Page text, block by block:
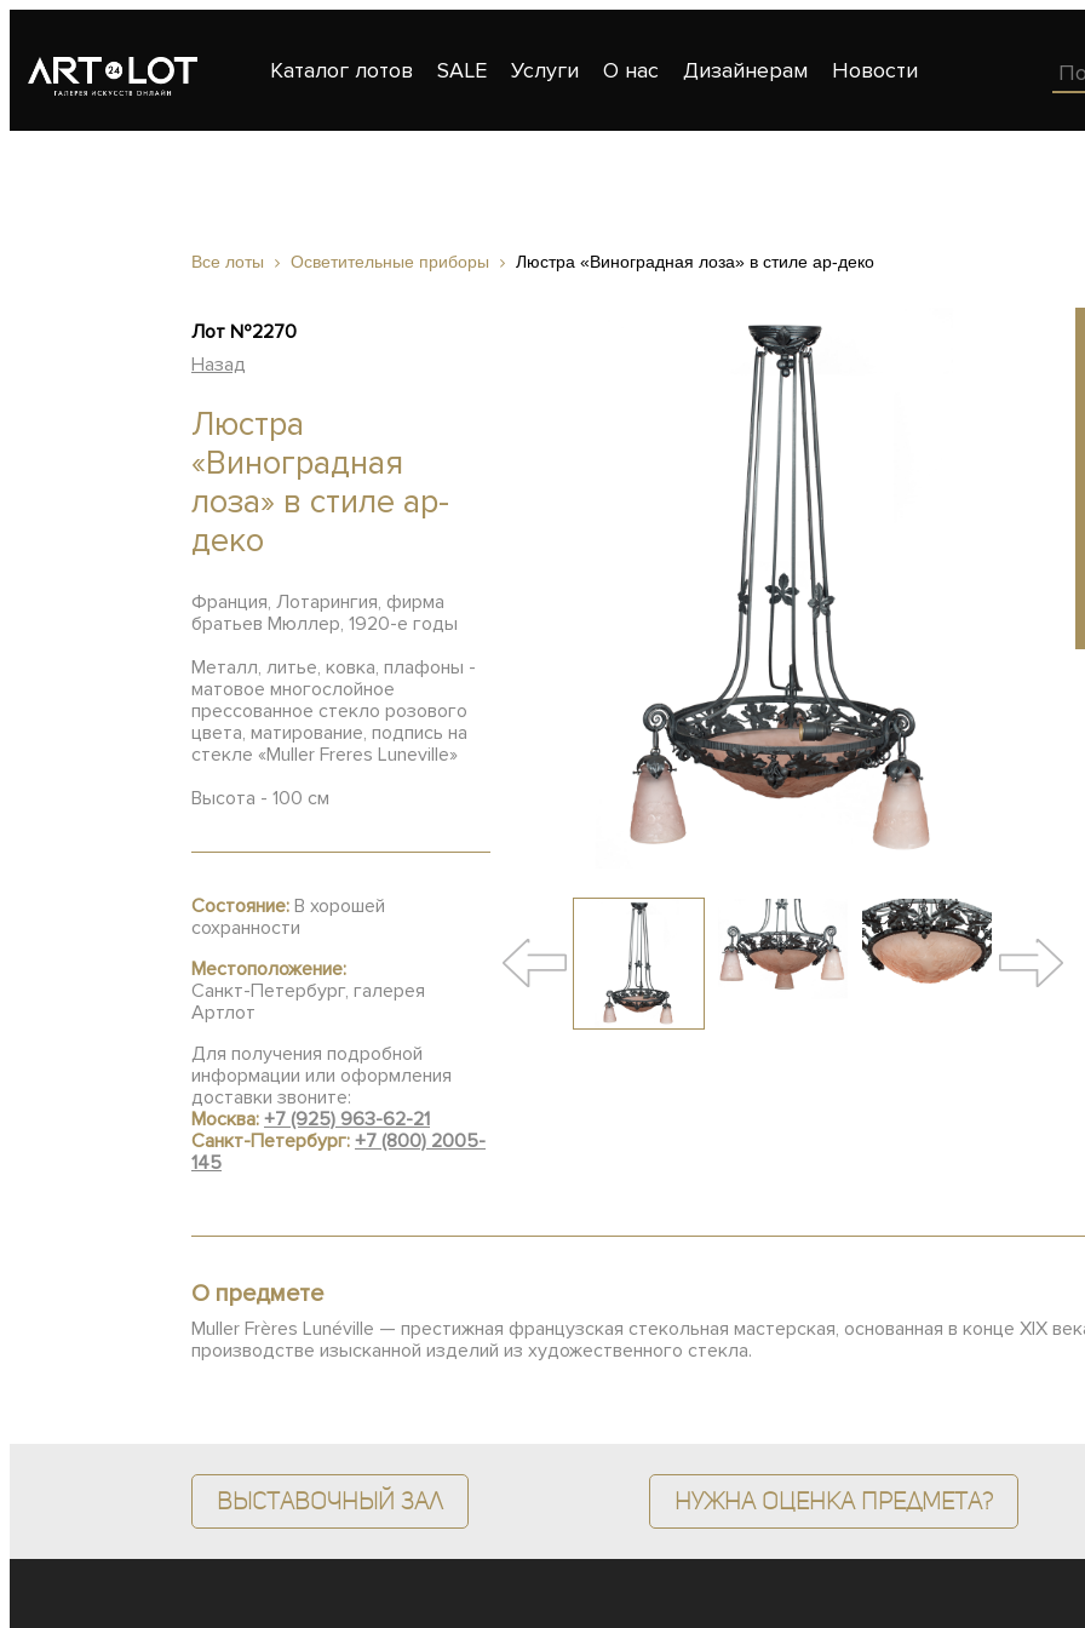
Каталог лотов SALE Услуги О нас Дизайнерам Новости
Все лоты Осветительные приборы Люстра «Виноградная лоза» в стиле ар-деко
Лот №2270
Назад
Люстра
«Виноградная
лоза» в стиле ар-
деко
Франция, Лотарингия, фирма
братьев Мюллер, 1920-е годы
Металл, литье, ковка, плафоны -
матовое многослойное
прессованное стекло розового
цвета, матирование, подпись на
стекле «Muller Freres Luneville»
Высота - 100 см
Состояние: В хорошей
сохранности
Местоположение:
Санкт-Петербург, галерея
Артлот
Для получения подробной
информации или оформления
доставки звоните:
Москва: +7 (925) 963-62-21
Санкт-Петербург: +7 (800) 2005-
145
О предмете
Muller Frères Lunéville — престижная французская стекольная мастерская, основанная в конце XIX
производстве изысканной изделий из художественного стекла.
Выставочный зал Нужна оценка предмета?